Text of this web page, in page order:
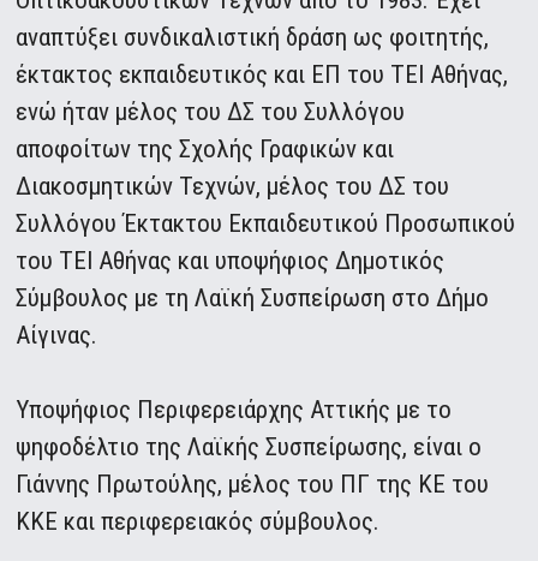
αναπτύξει συνδικαλιστική δράση ως φοιτητής,
έκτακτος εκπαιδευτικός και ΕΠ του ΤΕΙ Αθήνας,
ενώ ήταν μέλος του ΔΣ του Συλλόγου
αποφοίτων της Σχολής Γραφικών και
Διακοσμητικών Τεχνών, μέλος του ΔΣ του
Συλλόγου Έκτακτου Εκπαιδευτικού Προσωπικού
του ΤΕΙ Αθήνας και υποψήφιος Δημοτικός
Σύμβουλος με τη Λαϊκή Συσπείρωση στο Δήμο
Αίγινας.
Υποψήφιος Περιφερειάρχης Αττικής με το
ψηφοδέλτιο της Λαϊκής Συσπείρωσης, είναι ο
Γιάννης Πρωτούλης, μέλος του ΠΓ της ΚΕ του
ΚΚΕ και περιφερειακός σύμβουλος.